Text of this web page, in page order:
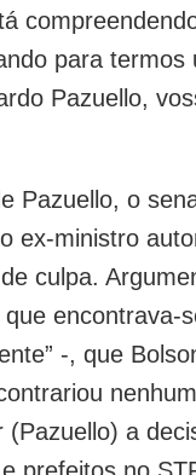
para termos
Pazuello,
Pazuello, o
ex-ministro
culpa.
encontrava-
-, que
(Pazuello) a